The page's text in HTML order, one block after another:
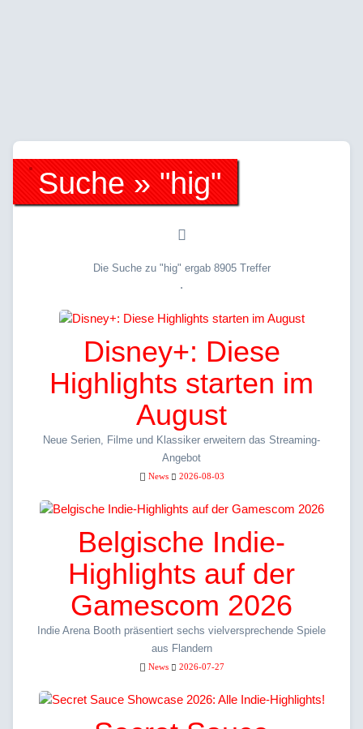
Suche » "hig"
Die Suche zu "hig" ergab 8905 Treffer
.
Disney+: Diese
Highlights starten im
August
Neue Serien, Filme und Klassiker erweitern das Streaming-
Angebot
News 2026-08-03
Belgische Indie-
Highlights auf der
Gamescom 2026
Indie Arena Booth präsentiert sechs vielversprechende Spiele
aus Flandern
News 2026-07-27